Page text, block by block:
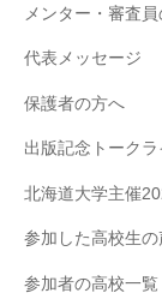
メンター・審査員
代表メッセージ
保護者の方へ
出版記念トーク
北海道大学主催
参加した高校生の
参加者の高校一覧